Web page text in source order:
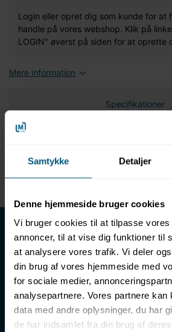
Samtykke Detaljer
Denne hjemmeside bruger cookies
Vi bruger cookies til at tilpasse vores
annoncer, til at vise dig funktioner til
at analysere vores trafik. Vi deler
din brug af vores hjemmeside med
for sociale medier,
analysepartnere. Vores partnere kan
data med andre oplysninger, du har
de har indsamlet fra din brug af
Login eller opret dig som kunde for at
handle på vores webshop. Klik på
LOGIN" øverst på siden for at oprette
Mere information
Specifikationer
Enhed
LML SPORT - Alt til
LML SPORT er en engrosforhandler af
sortiment omfatter f.eks. badetøj,
vandleg og vandsport, vandbehandling
til vådrum, sauna & spa. Vores kunder er
badelande, friluftsbade,
idrætshaller og skoler. Vælg os som din
over 50 års erfaring i branchen og